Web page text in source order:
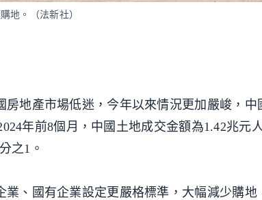
地。（法新社）
房地產市場低迷，今年以來情況更加嚴峻，
年前8個月，中國土地成交金額為1.42兆元
之1。
業、國有企業設定更嚴格標準，大幅減少購